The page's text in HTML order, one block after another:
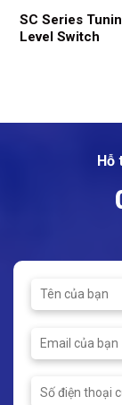
SC Series
Level Switch
Hỗ